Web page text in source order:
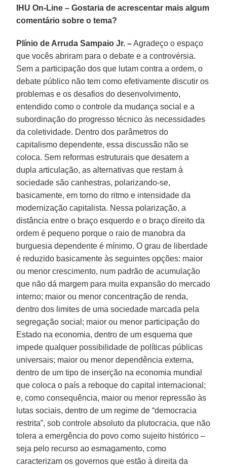
IHU On-Line – Gostaria de acrescentar mais algum
comentário sobre o tema?
Plínio de Arruda Sampaio Jr. –Agradeço o espaço
que vocês abriram para o debate e a controvérsia.
Sem a participação dos que lutam contra a ordem, o
debate público não tem como efetivamente discutir os
problemas e os desafios do desenvolvimento,
entendido como o controle da mudança social e a
subordinação do progresso técnico às necessidades
da coletividade. Dentro dos parâmetros do
capitalismo dependente, essa discussão não se
coloca. Sem reformas estruturais que desatem a
dupla articulação, as alternativas que restam à
sociedade são canhestras, polarizando-se,
basicamente, em torno do ritmo e intensidade da
modernização capitalista. Nessa polarização, a
distância entre o braço esquerdo e o braço direito da
ordem é pequeno porque o raio de manobra da
burguesia dependente é mínimo. O grau de liberdade
é reduzido basicamente às seguintes opções: maior
ou menor crescimento, num padrão de acumulação
que não dá margem para muita expansão do mercado
interno; maior ou menor concentração de renda,
dentro dos limites de uma sociedade marcada pela
segregação social; maior ou menor participação do
Estado na economia, dentro de um esquema que
impede qualquer possibilidade de políticas públicas
universais; maior ou menor dependência externa,
dentro de um tipo de inserção na economia mundial
que coloca o país a reboque do capital internacional;
e, como consequência, maior ou menor repressão às
lutas sociais, dentro de um regime de “democracia
restrita”, sob controle absoluto da plutocracia, que não
tolera a emergência do povo como sujeito histórico –
seja pelo recurso ao esmagamento, como
caracterizam os governos que estão à direita da